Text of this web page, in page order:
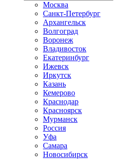
Москва
Санкт-Петербург
Архангельск
Волгоград
Воронеж
Владивосток
Екатеринбург
Ижевск
Иркутск
Казань
Кемерово
Краснодар
Красноярск
Мурманск
Россия
Уфа
Самара
Новосибирск